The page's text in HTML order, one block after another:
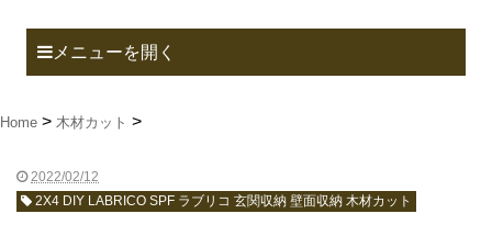
メニューを開く
Home 木材カット
2022/02/12
2X4 DIY LABRICO SPF ラブリコ 玄関収納 壁面収納 木材カット